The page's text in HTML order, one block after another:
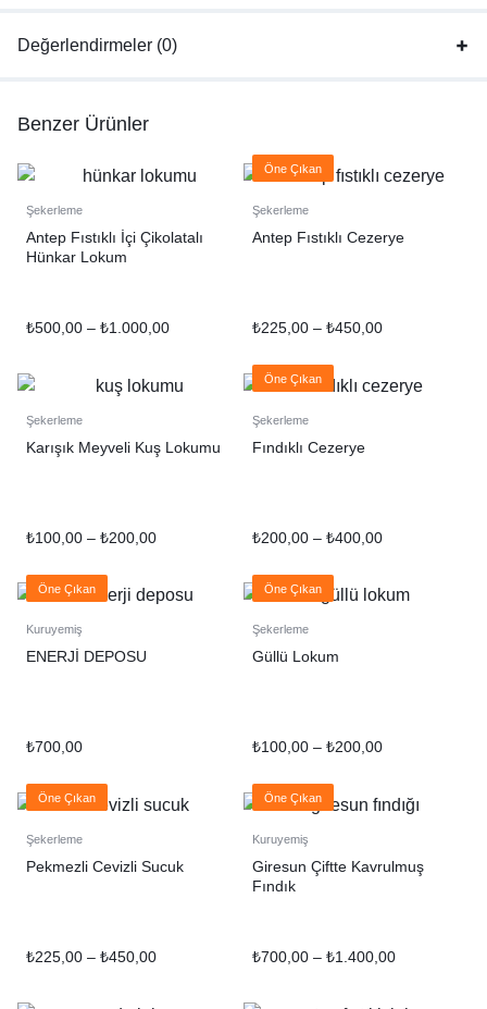
Değerlendirmeler (0)
Benzer Ürünler
Şekerleme
Antep Fıstıklı İçi Çikolatalı
Hünkar Lokum
₺500,00 – ₺1.000,00
Öne Çıkan
Şekerleme
Antep Fıstıklı Cezerye
₺225,00 – ₺450,00
Şekerleme
Karışık Meyveli Kuş Lokumu
₺100,00 – ₺200,00
Öne Çıkan
Şekerleme
Fındıklı Cezerye
₺200,00 – ₺400,00
Öne Çıkan
Kuruyemiş
ENERJİ DEPOSU
₺700,00
Öne Çıkan
Şekerleme
Güllü Lokum
₺100,00 – ₺200,00
Öne Çıkan
Şekerleme
Pekmezli Cevizli Sucuk
₺225,00 – ₺450,00
Öne Çıkan
Kuruyemiş
Giresun Çiftte Kavrulmuş
Fındık
₺700,00 – ₺1.400,00